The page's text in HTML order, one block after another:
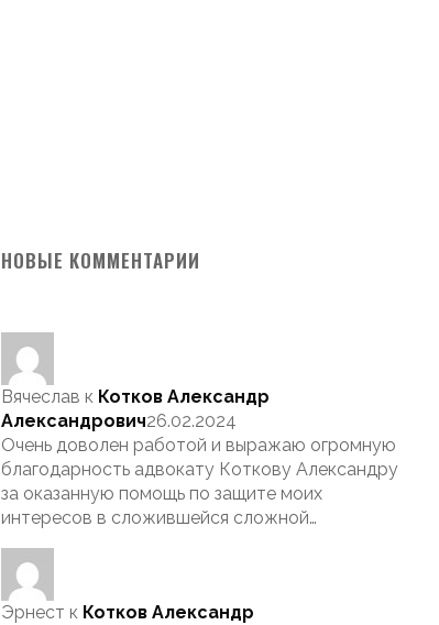
НОВЫЕ КОММЕНТАРИИ
Вячеслав к Котков Александр
Александрович26.02.2024
Очень доволен работой и выражаю огромную
благодарность адвокату Коткову Александру
за оказанную помощь по защите моих
интересов в сложившейся сложной…
Эрнест к Котков Александр